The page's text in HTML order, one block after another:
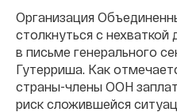
Организация
столкнуться с нехваткой
в письме генерального
Гутерриша. Как
страны-члены ООН
риск сложившейся